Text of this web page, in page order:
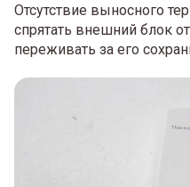
Отсутствие выносного
спрятать внешний блок
переживать за его